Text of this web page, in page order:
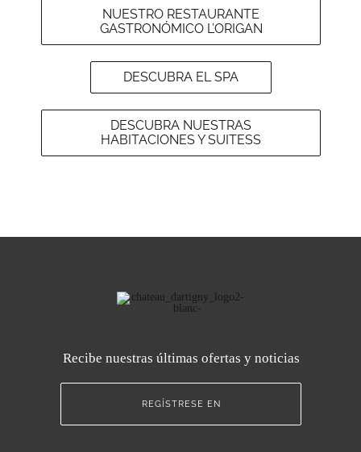
NUESTRO RESTAURANTE
GASTRONÓMICO L’ORIGAN
DESCUBRA EL SPA
DESCUBRA NUESTRAS
HABITACIONES Y SUITESS
Recibe nuestras últimas ofertas y noticias
REGÍSTRESE EN